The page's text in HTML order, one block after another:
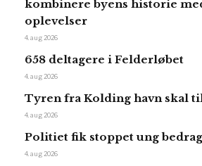
kombinere byens historie
oplevelser
4. aug 2026
658 deltagere i Felderløbet
4. aug 2026
Tyren fra Kolding havn skal
4. aug 2026
Politiet fik stoppet ung
4. aug 2026